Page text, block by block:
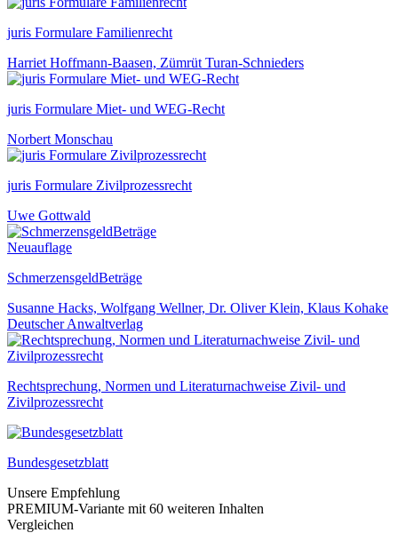
juris Formulare Familienrecht
Harriet Hoffmann-Baasen, Zümrüt Turan-Schnieders
juris Formulare Miet- und WEG-Recht
Norbert Monschau
juris Formulare Zivilprozessrecht
Uwe Gottwald
Neuauflage
SchmerzensgeldBeträge
Susanne Hacks, Wolfgang Wellner, Dr. Oliver Klein, Klaus Kohake
Deutscher Anwaltverlag
Rechtsprechung, Normen und Literaturnachweise Zivil- und
Zivilprozessrecht
Bundesgesetzblatt
Unsere Empfehlung
PREMIUM-Variante mit 60 weiteren Inhalten
Vergleichen